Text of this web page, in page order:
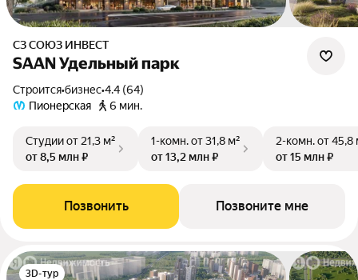
СЗ СОЮЗ ИНВЕСТ
SAAN Удельный парк
Строится•бизнес•4.4 (64)
Пионерская
6 мин.
Студииот 21,3 м²
от 8,5 млн ₽
1-комн.от 31,8 м²
от 13,2 млн ₽
2-комн.от 45,8
от 15 млн ₽
Позвонить Позвоните мне
3D-тур